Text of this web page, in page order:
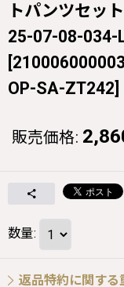
トパンツセッ
25-07-08-034-
[
OP-SA-ZT242]
販売価格:
数量:
返品特約に関する